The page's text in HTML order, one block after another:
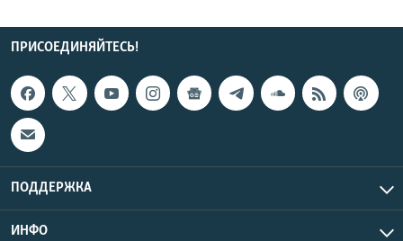
ПРИСОЕДИНЯЙТЕСЬ!
ПОДДЕРЖКА
ИНФО